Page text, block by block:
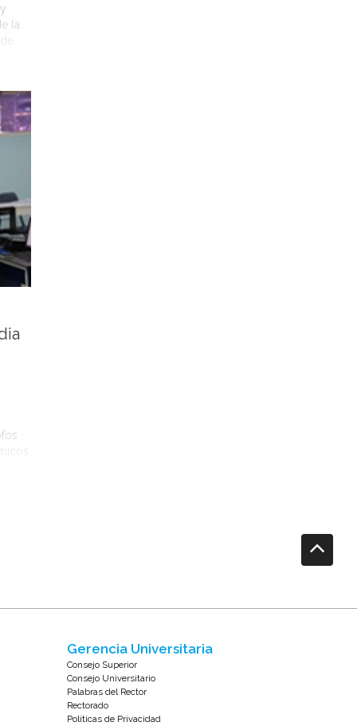
la
Gerencia Universitaria
Consejo Superior
Consejo Universitario
Palabras del Rector
Rectorado
Políticas de Privacidad